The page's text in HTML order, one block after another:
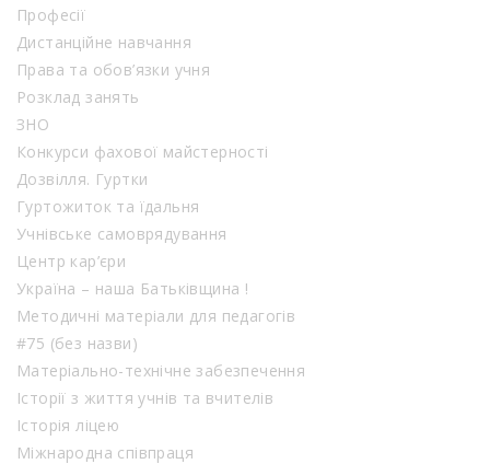
Професії
Дистанційне навчання
Права та обов’язки учня
Розклад занять
ЗНО
Конкурси фахової майстерності
Дозвілля. Гуртки
Гуртожиток та їдальня
Учнівське самоврядування
Центр кар’єри
Україна – наша Батьківщина !
Методичні матеріали для педагогів
#75 (без назви)
Матеріально-технічне забезпечення
Історії з життя учнів та вчителів
Історія ліцею
Міжнародна співпраця